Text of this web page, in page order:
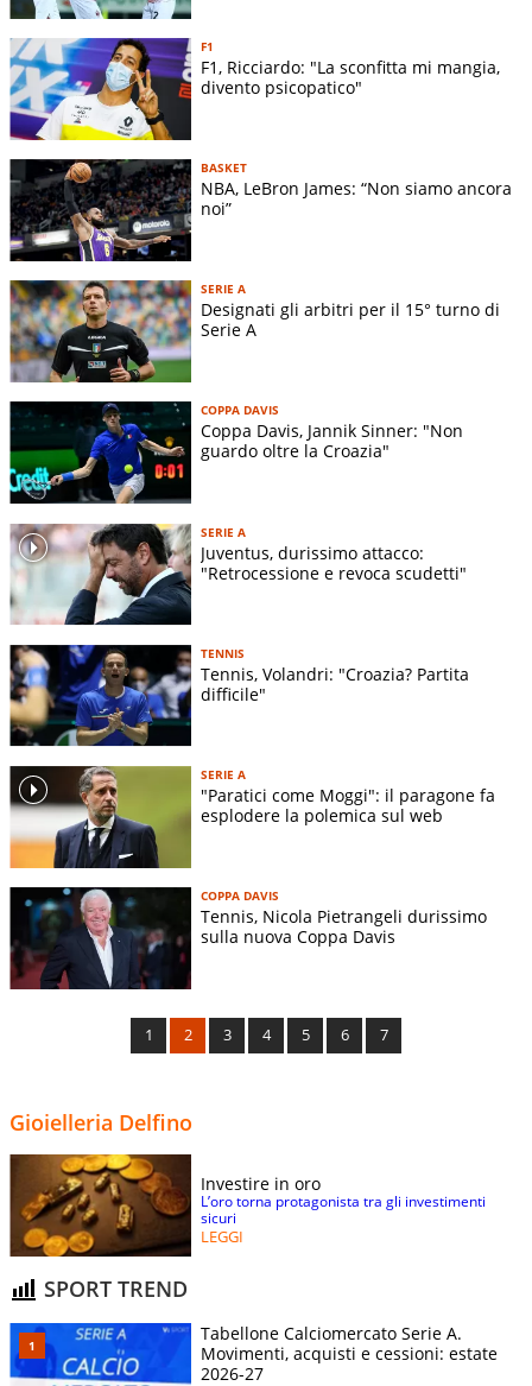
F1
F1, Ricciardo: "La sconfitta mi mangia,
divento psicopatico"
BASKET
NBA, LeBron James: “Non siamo ancora
noi”
SERIE A
Designati gli arbitri per il 15° turno di
Serie A
COPPA DAVIS
Coppa Davis, Jannik Sinner: "Non
guardo oltre la Croazia"
SERIE A
Juventus, durissimo attacco:
"Retrocessione e revoca scudetti"
TENNIS
Tennis, Volandri: "Croazia? Partita
difficile"
SERIE A
"Paratici come Moggi": il paragone fa
esplodere la polemica sul web
COPPA DAVIS
Tennis, Nicola Pietrangeli durissimo
sulla nuova Coppa Davis
1 2 3 4 5 6 7
Gioielleria Delfino
Investire in oro
L’oro torna protagonista tra gli investimenti
sicuri
LEGGI
SPORT TREND
Tabellone Calciomercato Serie A.
Movimenti, acquisti e cessioni: estate
2026-27